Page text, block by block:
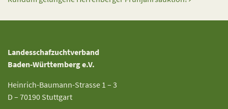
Landesschafzuchtverband
Baden-Württemberg e.V.
Heinrich-Baumann-Strasse 1 – 3
D – 70190 Stuttgart